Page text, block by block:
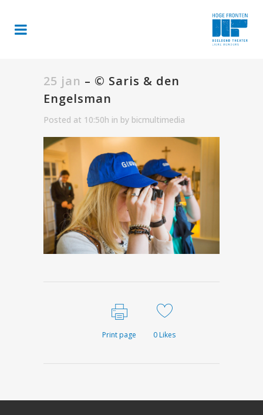
25 jan – © Saris & den
Engelsman
Posted at 10:50h in by bicmultimedia
Print page 0Likes